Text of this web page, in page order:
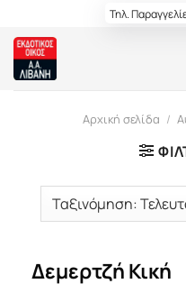
content
Τηλ.
Αρχική σελίδα /
Δεμερτζή Κική